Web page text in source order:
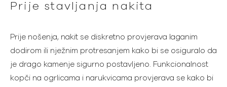
Prije stavljanja nakita
Prije nošenja, nakit se diskretno provjerava laganim
dodirom ili nježnim protresanjem kako bi se osiguralo da
je drago kamenje sigurno postavljeno. Funkcionalnost
kopči na ogrlicama i narukvicama provjerava se kako bi